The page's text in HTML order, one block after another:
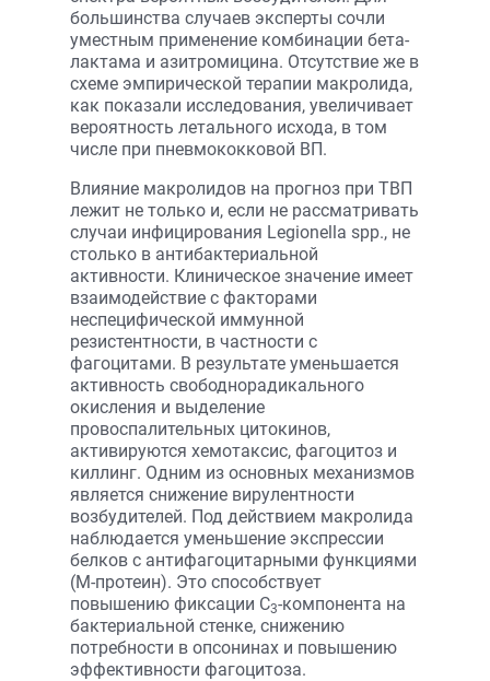
большинства случаев эксперты сочли
уместным применение комбинации бета-
лактама и азитромицина. Отсутствие же в
схеме эмпирической терапии макролида,
как показали исследования, увеличивает
вероятность летального исхода, в том
числе при пневмококковой ВП.
Влияние макролидов на прогноз при ТВП
лежит не только и, если не рассматривать
случаи инфицирования Legionella spp., не
столько в антибактериальной
активности. Клиническое значение имеет
взаимодействие с факторами
неспецифической иммунной
резистентности, в частности с
фагоцитами. В результате уменьшается
активность свободнорадикального
окисления и выделение
провоспалительных цитокинов,
активируются хемотаксис, фагоцитоз и
киллинг. Одним из основных механизмов
является снижение вирулентности
возбудителей. Под действием макролида
наблюдается уменьшение экспрессии
белков с антифагоцитарными функциями
(М-протеин). Это способствует
повышению фиксации С3-компонента на
бактериальной стенке, снижению
потребности в опсонинах и повышению
эффективности фагоцитоза.